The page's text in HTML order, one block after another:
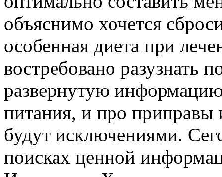
объяснимо хочется
особенная диета при
востребовано разузнать
развернутую
питания, и про приправы
будут исключениями.
поисках ценной